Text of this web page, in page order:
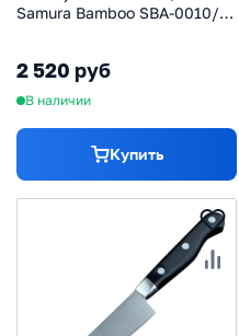
Samura Bamboo SBA-0010/K,
2 520 руб
В наличии
Купить